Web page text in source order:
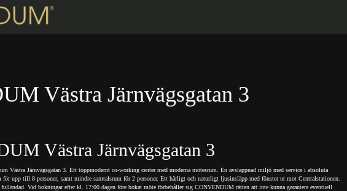
Västra Järnvägsgatan 3
Västra Järnvägsgatan 3
Västra Järnvägsgatan 3. Ett toppmodernt co-working center med moderna mötesrum. En avslappnad miljö med service i absoluta
för upp till 8 personer, samt mindre samtalsrum för 2 personer. Ett härligt och naturligt ljusinsläpp med fönster ut mot Centralstationen.
Vid bokningar efter kl. 17:00 dagen före bokat möte förbehåller sig CONVENDUM rätten att inte kunna garantera eventuell